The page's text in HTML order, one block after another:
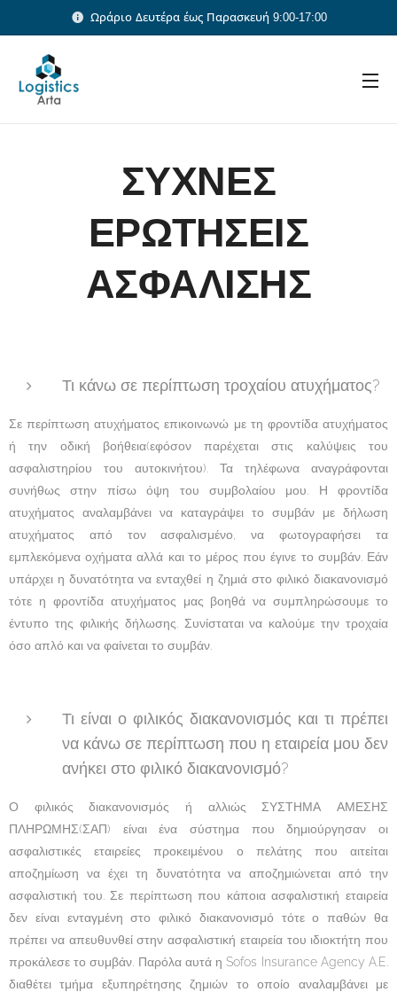
Ωράριο Δευτέρα έως Παρασκευή 9:00-17:00
ΣΥΧΝΕΣ
ΕΡΩΤΗΣΕΙΣ
ΑΣΦΑΛΙΣΗΣ
Τι κάνω σε περίπτωση τροχαίου ατυχήματος?
Σε περίπτωση ατυχήματος επικοινωνώ με τη φροντίδα ατυχήματος
ή την οδική βοήθεια(εφόσον παρέχεται στις καλύψεις του
ασφαλιστηρίου του αυτοκινήτου). Τα τηλέφωνα αναγράφονται
συνήθως στην πίσω όψη του συμβολαίου μου. Η φροντίδα
ατυχήματος αναλαμβάνει να καταγράψει το συμβάν με δήλωση
ατυχήματος από τον ασφαλισμένο, να φωτογραφήσει τα
εμπλεκόμενα οχήματα αλλά και το μέρος που έγινε το συμβάν. Εάν
υπάρχει η δυνατότητα να ενταχθεί η ζημιά στο φιλικό διακανονισμό
τότε η φροντίδα ατυχήματος μας βοηθά να συμπληρώσουμε το
έντυπο της φιλικής δήλωσης. Συνίσταται να καλούμε την τροχαία
όσο απλό και να φαίνεται το συμβάν.
Τι είναι ο φιλικός διακανονισμός και τι πρέπει
να κάνω σε περίπτωση που η εταιρεία μου δεν
ανήκει στο φιλικό διακανονισμό?
Ο φιλικός διακανονισμός ή αλλιώς ΣΥΣΤΗΜΑ ΑΜΕΣΗΣ
ΠΛΗΡΩΜΗΣ(ΣΑΠ) είναι ένα σύστημα που δημιούργησαν οι
ασφαλιστικές εταιρείες προκειμένου ο πελάτης που αιτείται
αποζημίωση να έχει τη δυνατότητα να αποζημιώνεται από την
ασφαλιστική του. Σε περίπτωση που κάποια ασφαλιστική εταιρεία
δεν είναι ενταγμένη στο φιλικό διακανονισμό τότε ο παθών θα
πρέπει να απευθυνθεί στην ασφαλιστική εταιρεία του ιδιοκτήτη που
προκάλεσε το συμβάν. Παρόλα αυτά η Sofos Insurance Agency A.E.
διαθέτει τμήμα εξυπηρέτησης ζημιών το οποίο αναλαμβάνει με